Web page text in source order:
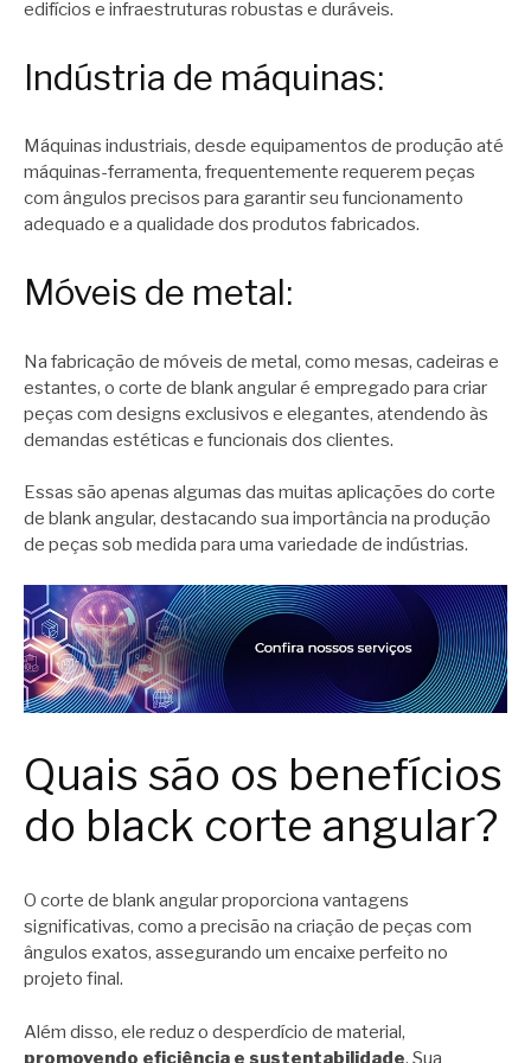
edifícios e infraestruturas robustas e duráveis.
Indústria de máquinas:
Máquinas industriais, desde equipamentos de produção até
máquinas-ferramenta, frequentemente requerem peças
com ângulos precisos para garantir seu funcionamento
adequado e a qualidade dos produtos fabricados.
Móveis de metal:
Na fabricação de móveis de metal, como mesas, cadeiras e
estantes, o corte de blank angular é empregado para criar
peças com designs exclusivos e elegantes, atendendo às
demandas estéticas e funcionais dos clientes.
Essas são apenas algumas das muitas aplicações do corte
de blank angular, destacando sua importância na produção
de peças sob medida para uma variedade de indústrias.
Quais são os benefícios
do black corte angular?
O corte de blank angular proporciona vantagens
significativas, como a precisão na criação de peças com
ângulos exatos, assegurando um encaixe perfeito no
projeto final.
Além disso, ele reduz o desperdício de material,
promovendo eficiência e sustentabilidade. Sua